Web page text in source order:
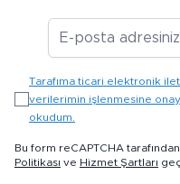
Tarafıma ticari elektronik
verilerimin işlenmesine
okudum.
Bu form reCAPTCHA
Politikası ve Hizmet Şartları